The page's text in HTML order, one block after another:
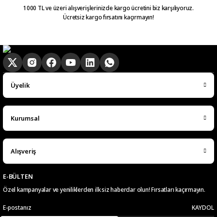
bilgilendirme yapiliyor ve ayni
gun kargoya verilmesini
E... E... | 20/05/2026
Ürün güzel
hasan aslan | 03/04/2026
Hızlıca elime ulaştı
emre hasdemir | 15/03/2026
Çok hızlı bir şekilde elimize ulaştı
çok teşekkür ederim
Ramazan Subaşı | 25/02/2026
1000 TL ve üzeri alışverişlerinizde kargo ücretini biz karşılıyoruz.
Ücretsiz kargo fırsatını kaçırmayın!
Üyelik
Kurumsal
Alışveriş
E-BÜLTEN
Özel kampanyalar ve yeniliklerden ilk siz haberdar olun! Fırsatları kaçırmayın.
KAYDOL